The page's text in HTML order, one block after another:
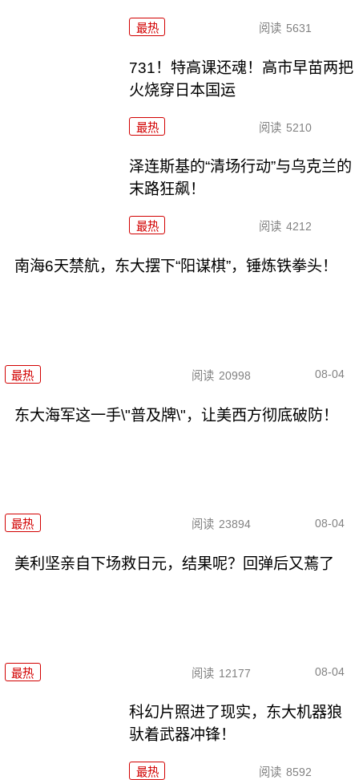
最热 阅读 5631
731！特高课还魂！高市早苗两把
火烧穿日本国运
最热 阅读 5210
泽连斯基的“清场行动”与乌克兰的
末路狂飙！
最热 阅读 4212
南海6天禁航，东大摆下“阳谋棋”，锤炼铁拳头！
最热 阅读 20998 08-04
东大海军这一手\"普及牌\"，让美西方彻底破防！
最热 阅读 23894 08-04
美利坚亲自下场救日元，结果呢？回弹后又蔫了
最热 阅读 12177 08-04
科幻片照进了现实，东大机器狼
驮着武器冲锋！
最热 阅读 8592